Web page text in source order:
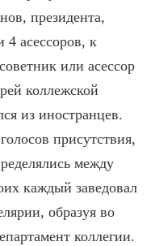
президента,
4 асессоров, к
или асессор
коллежской
из иностранцев.
присутствия,
между
каждый заведовал
образуя во
коллегии.